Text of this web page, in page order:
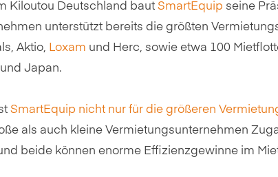
Kiloutou Deutschland baut SmartEquip seine
unterstützt bereits die größten
Aktio, Loxam und Herc, sowie etwa 100
Japan.
SmartEquip nicht nur für die größeren
als auch kleine Vermietungsunternehmen
beide können enorme Effizienzgewinne im